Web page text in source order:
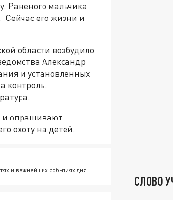
Раненого мальчика
Сейчас его жизни и
области возбудило
Александр
и установленных
контроль.
и опрашивают
охоту на детей.
и важнейших событиях дня.
СЛОВО